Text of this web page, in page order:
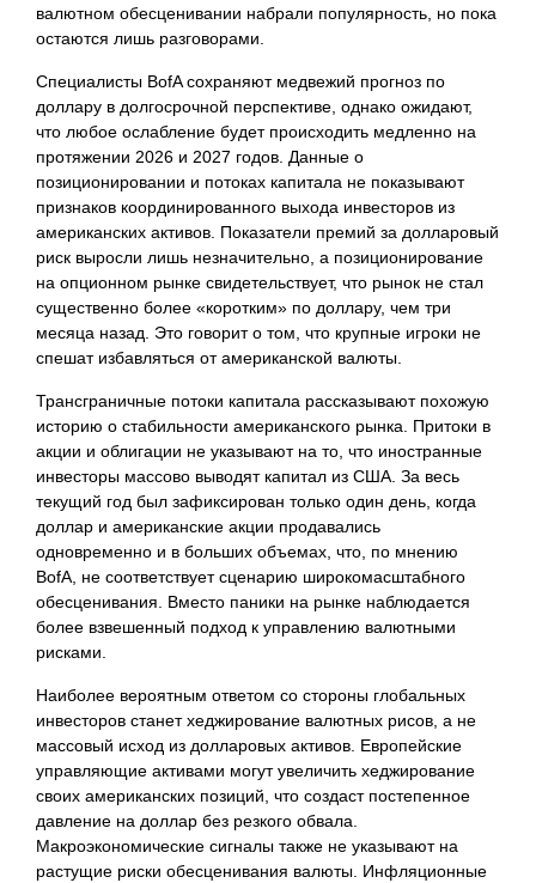
валютном обесценивании набрали популярность, но пока
остаются лишь разговорами.
Специалисты BofA сохраняют медвежий прогноз по
доллару в долгосрочной перспективе, однако ожидают,
что любое ослабление будет происходить медленно на
протяжении 2026 и 2027 годов. Данные о
позиционировании и потоках капитала не показывают
признаков координированного выхода инвесторов из
американских активов. Показатели премий за долларовый
риск выросли лишь незначительно, а позиционирование
на опционном рынке свидетельствует, что рынок не стал
существенно более «коротким» по доллару, чем три
месяца назад. Это говорит о том, что крупные игроки не
спешат избавляться от американской валюты.
Трансграничные потоки капитала рассказывают похожую
историю о стабильности американского рынка. Притоки в
акции и облигации не указывают на то, что иностранные
инвесторы массово выводят капитал из США. За весь
текущий год был зафиксирован только один день, когда
доллар и американские акции продавались
одновременно и в больших объемах, что, по мнению
BofA, не соответствует сценарию широкомасштабного
обесценивания. Вместо паники на рынке наблюдается
более взвешенный подход к управлению валютными
рисками.
Наиболее вероятным ответом со стороны глобальных
инвесторов станет хеджирование валютных рисов, а не
массовый исход из долларовых активов. Европейские
управляющие активами могут увеличить хеджирование
своих американских позиций, что создаст постепенное
давление на доллар без резкого обвала.
Макроэкономические сигналы также не указывают на
растущие риски обесценивания валюты. Инфляционные